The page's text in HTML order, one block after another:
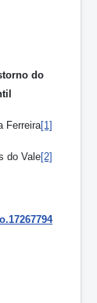
do
Ferreira[1]
do Vale[2]